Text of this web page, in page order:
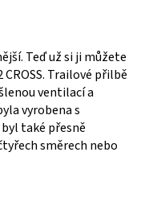
Teď už si ji můžete
Trailové přilbě
ventilací a
vyrobena s
také přesně
směrech nebo